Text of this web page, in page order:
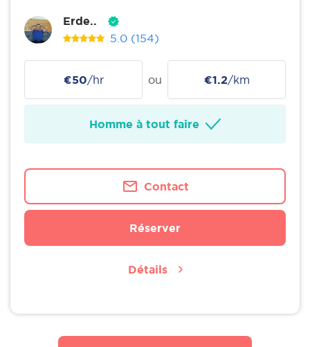
Erde..
5.0 (154)
€50/hr ou €1.2/km
Homme à tout faire
Contact
Réserver
Détails